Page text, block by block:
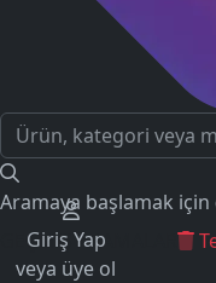
Aramaya başlamak için
GEÇMİŞ ARAMALAR
Giriş Yap
veya üye ol